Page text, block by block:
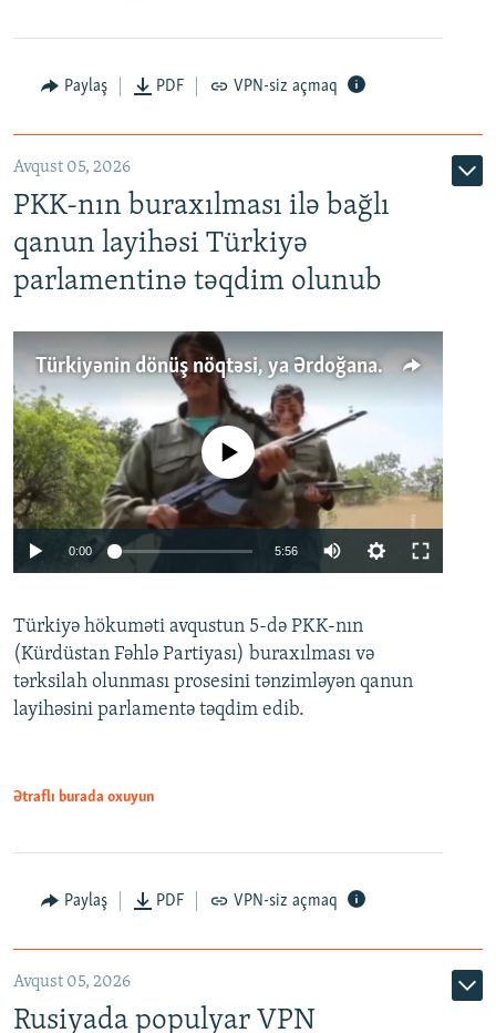
Paylaş PDF VPN-siz açmaq
Avqust 05, 2026
PKK-nın buraxılması ilə bağlı
qanun layihəsi Türkiyə
parlamentinə təqdim olunub
Türkiyənin dönüş nöqtəsi, ya Ərdoğana üçüncü şans: PKK ilə qəfil barışıq nə deməkdir?
Auto 240p 360p 480p
720p 1080p
No media source currently available
0:00 5:56
360p
480p
Türkiyə hökuməti avqustun 5-də PKK-nın
(Kürdüstan Fəhlə Partiyası) buraxılması və
tərksilah olunması prosesini tənzimləyən qanun
layihəsini parlamentə təqdim edib.
Ətraflı burada oxuyun
Paylaş PDF VPN-siz açmaq
Avqust 05, 2026
Rusiyada populyar VPN